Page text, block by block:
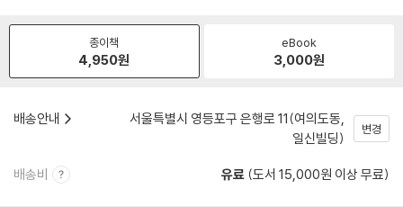
종이책
4,950원
eBook
3,000원
배송안내
서울특별시 영등포구 은행로 11(여의도동,
일신빌딩)
변경
배송비 유료 (도서 15,000원 이상 무료)